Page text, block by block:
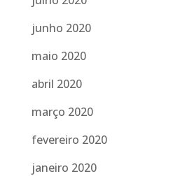
junho 2020
maio 2020
abril 2020
março 2020
fevereiro 2020
janeiro 2020